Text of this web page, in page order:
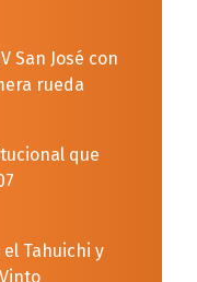
San José con
rueda
que
Tahuichi y